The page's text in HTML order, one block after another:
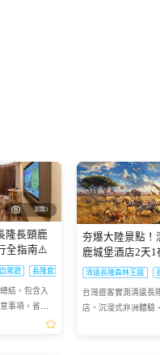
瀏覽2
隆長頸鹿
全指南⚠️
駕遊 長隆套票使用指南
結，包含入
事項，省心
夯爆大陸景點！
鹿城堡酒店2天1
🥳
清遠長隆森林王國
台灣遊客實測清遠長
店，沉浸式非洲體驗